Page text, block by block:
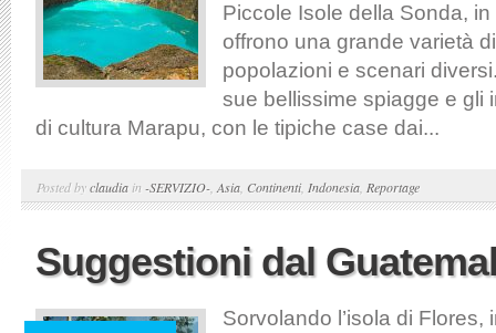
Piccole Isole della Sonda,
offrono una grande varietà
popolazioni e scenari
sue bellissime spiagge e gli
di cultura Marapu, con le tipiche case dai...
Posted byclaudia in -SERVIZIO- Asia Continenti, Indonesia Reportage
Suggestioni dal
Sorvolando l’isola di Flores,